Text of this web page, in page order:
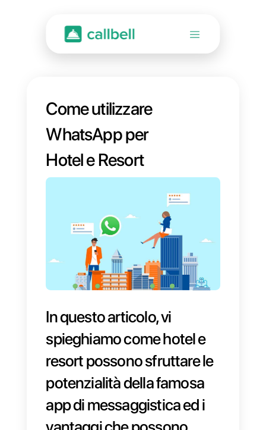
Come utilizzare
WhatsApp per
Hotel e Resort
In questo articolo, vi
spieghiamo come hotel e